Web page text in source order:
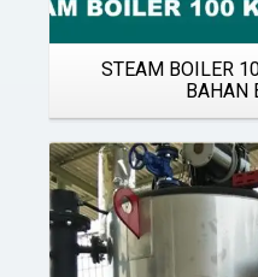
STEAM BOILER
BAHAN